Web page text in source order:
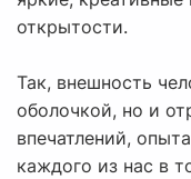
открытости.
Так, внешность
оболочкой, но и
впечатлений,
каждого из нас в